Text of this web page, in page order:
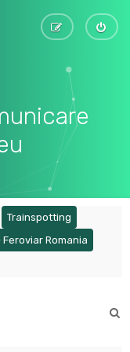
a new tab)
Trainspotting
Romania